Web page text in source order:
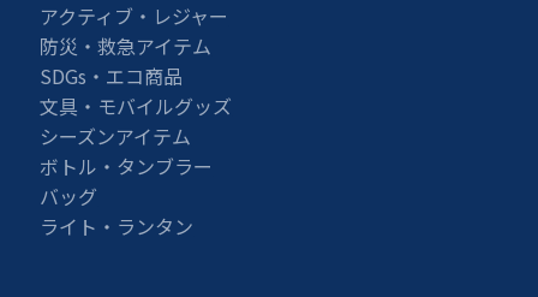
アクティブ・レジャー
防災・救急アイテム
SDGs・エコ商品
文具・モバイルグッズ
シーズンアイテム
ボトル・タンブラー
バッグ
ライト・ランタン